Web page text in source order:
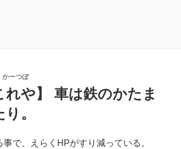
かーつぼ
れや】 車は鉄のかたま
。
で、えらくHPがすり減っている。